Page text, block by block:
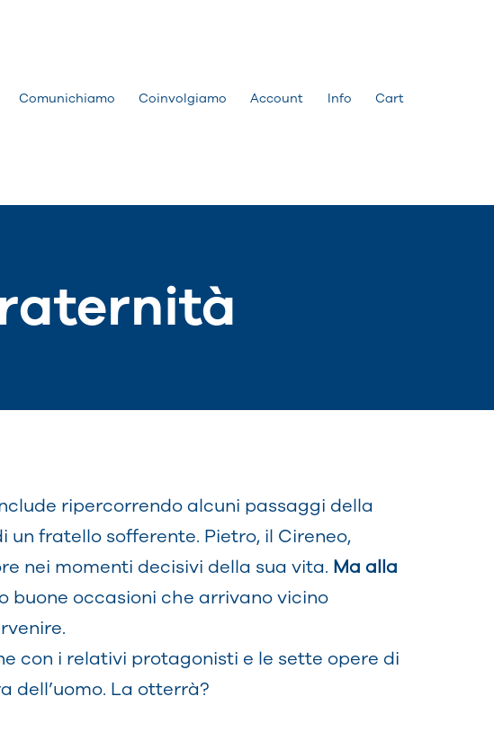
Comunichiamo Coinvolgiamo Account Info Cart
ripercorrendo alcuni passaggi della
fratello sofferente. Pietro, il Cireneo,
nei momenti decisivi della sua vita. Ma alla
buone occasioni che arrivano vicino
con i relativi protagonisti e le sette opere di
dell’uomo. La otterrà?